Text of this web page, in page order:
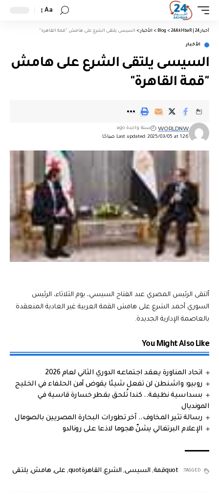
Aa
أخبار 24 | 24AkHbaR >
Blog
> الأخبار > السيسى يلتقى الشرع على هامش "قمة القاهرة"
الأخبار
السيسى يلتقى الشرع على هامش
"قمة القاهرة"
Last updated: 2025/03/05 at 1:26 صباحًا
WORLDNW سنة واحدة ago
ألتقى الرئيس المصري عبد الفتاح السيسي، يوم الثلاثاء، الرئيس
السوري أحمد الشرع على هامش القمة العربية غير العادية المنعقدة
بالعاصمة الإدارية الجديدة.
You Might Also Like
اتحاد المناورة يعقد اجتماعه الدوري الثاني لعام 2026
روبيو: واشنطن لن تفعل شيئا يقوض أمن الحلفاء في الخليج
بسداسية نظيفة.. كندا تُلحق بقطر خسارة قاسية في
المونديال
رسالة تثير المخاوف.. آخر تطورات البحارة المصريين بالصومال
الإعلام البرتغالي يشنّ هجوما لاذعا على رونالدو
TAGGED: quotقمة , السيسى, الشرع, القاهرةquot , على, هامش, يلتقى